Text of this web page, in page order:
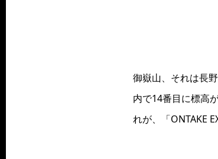
御嶽山、それは長
内で14番目に標高
れが、「ONTAKE